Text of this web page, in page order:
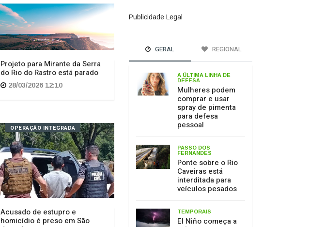
Projeto para Mirante da Serra
do Rio do Rastro está parado
28/03/2026 12:10
OPERAÇÃO INTEGRADA
Acusado de estupro e
homicídio é preso em São
Publicidade Legal
GERAL REGIONAL
A ÚLTIMA LINHA DE
DEFESA
Mulheres podem
comprar e usar
spray de pimenta
para defesa
pessoal
PASSO DOS
FERNANDES
Ponte sobre o Rio
Caveiras está
interditada para
veículos pesados
TEMPORAIS
El Niño começa a